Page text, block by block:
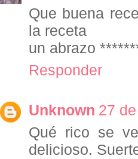
Que buena
la receta
un abrazo
Responder
Unknown 27
Qué rico se
delicioso.